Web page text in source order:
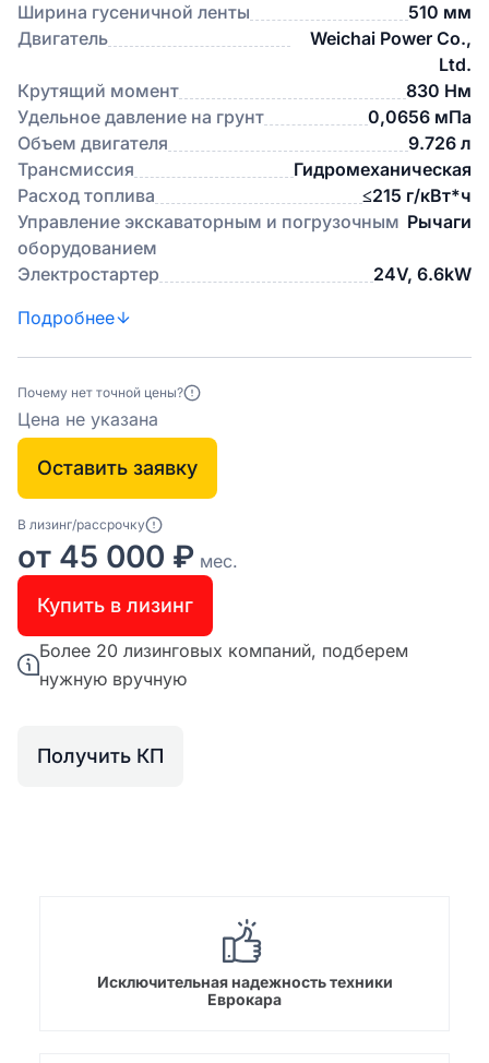
Ширина гусеничной ленты
510 мм
Двигатель
Weichai Power Co.,
Ltd.
Крутящий момент
830 Нм
Удельное давление на грунт
0,0656 мПа
Объем двигателя
9.726 л
Трансмиссия
Гидромеханическая
Расход топлива
≤215 г/кВт*ч
Управление экскаваторным и погрузочным
оборудованием
Рычаги
Электростартер
24V, 6.6kW
Подробнее
Почему нет точной цены?
Цена не указана
Оставить заявку
В лизинг/рассрочку
от 45 000 ₽ мес.
Купить в лизинг
Более 20 лизинговых компаний, подберем
нужную вручную
Получить КП
Исключительная надежность техники
Еврокара